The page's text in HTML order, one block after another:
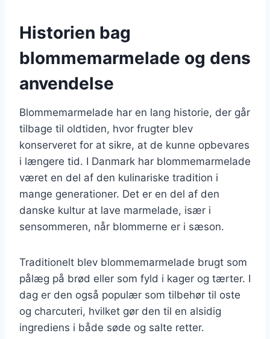
Historien bag
blommemarmelade og dens
anvendelse
Blommemarmelade har en lang historie, der går
tilbage til oldtiden, hvor frugter blev
konserveret for at sikre, at de kunne opbevares
i længere tid. I Danmark har blommemarmelade
været en del af den kulinariske tradition i
mange generationer. Det er en del af den
danske kultur at lave marmelade, især i
sensommeren, når blommerne er i sæson.
Traditionelt blev blommemarmelade brugt som
pålæg på brød eller som fyld i kager og tærter. I
dag er den også populær som tilbehør til oste
og charcuteri, hvilket gør den til en alsidig
ingrediens i både søde og salte retter.